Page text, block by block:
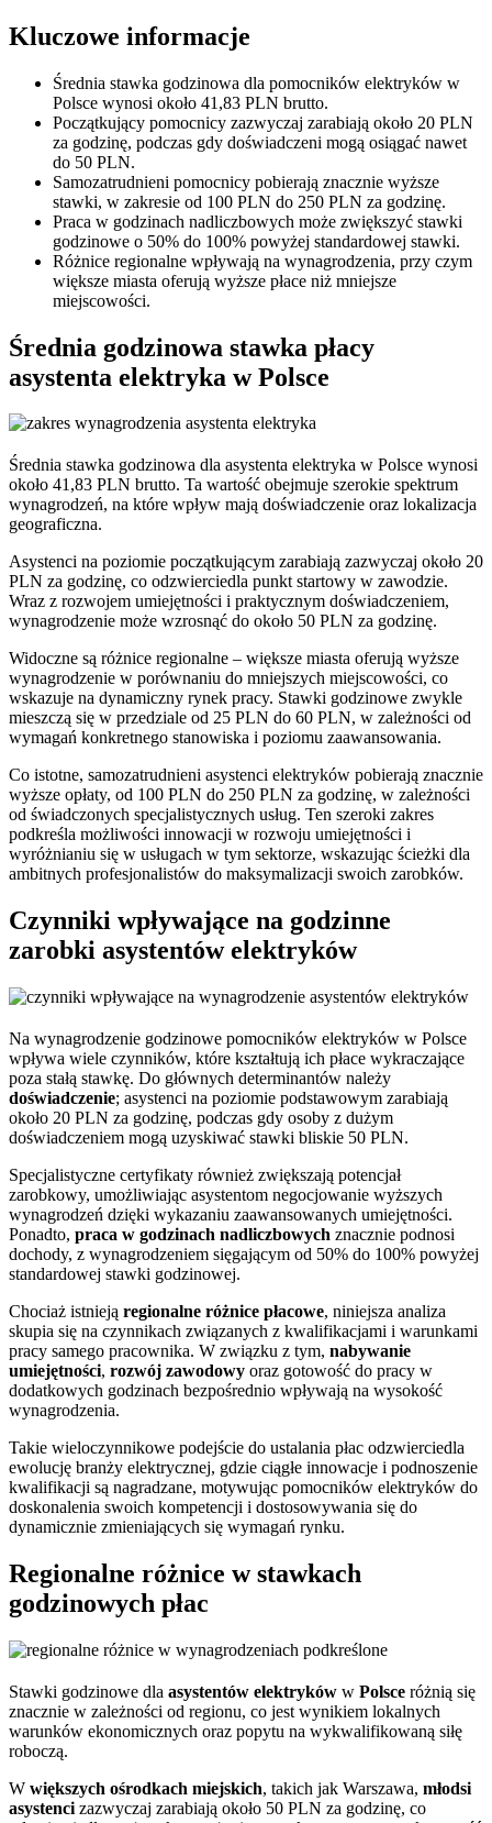
Kluczowe informacje
Średnia stawka godzinowa dla pomocników elektryków w
Polsce wynosi około 41,83 PLN brutto.
Początkujący pomocnicy zazwyczaj zarabiają około 20 PLN
za godzinę, podczas gdy doświadczeni mogą osiągać nawet
do 50 PLN.
Samozatrudnieni pomocnicy pobierają znacznie wyższe
stawki, w zakresie od 100 PLN do 250 PLN za godzinę.
Praca w godzinach nadliczbowych może zwiększyć stawki
godzinowe o 50% do 100% powyżej standardowej stawki.
Różnice regionalne wpływają na wynagrodzenia, przy czym
większe miasta oferują wyższe płace niż mniejsze
miejscowości.
Średnia godzinowa stawka płacy
asystenta elektryka w Polsce
Średnia stawka godzinowa dla asystenta elektryka w Polsce wynosi
około 41,83 PLN brutto. Ta wartość obejmuje szerokie spektrum
wynagrodzeń, na które wpływ mają doświadczenie oraz lokalizacja
geograficzna.
Asystenci na poziomie początkującym zarabiają zazwyczaj około 20
PLN za godzinę, co odzwierciedla punkt startowy w zawodzie.
Wraz z rozwojem umiejętności i praktycznym doświadczeniem,
wynagrodzenie może wzrosnąć do około 50 PLN za godzinę.
Widoczne są różnice regionalne – większe miasta oferują wyższe
wynagrodzenie w porównaniu do mniejszych miejscowości, co
wskazuje na dynamiczny rynek pracy. Stawki godzinowe zwykle
mieszczą się w przedziale od 25 PLN do 60 PLN, w zależności od
wymagań konkretnego stanowiska i poziomu zaawansowania.
Co istotne, samozatrudnieni asystenci elektryków pobierają znacznie
wyższe opłaty, od 100 PLN do 250 PLN za godzinę, w zależności
od świadczonych specjalistycznych usług. Ten szeroki zakres
podkreśla możliwości innowacji w rozwoju umiejętności i
wyróżnianiu się w usługach w tym sektorze, wskazując ścieżki dla
ambitnych profesjonalistów do maksymalizacji swoich zarobków.
Czynniki wpływające na godzinne
zarobki asystentów elektryków
Na wynagrodzenie godzinowe pomocników elektryków w Polsce
wpływa wiele czynników, które kształtują ich płace wykraczające
poza stałą stawkę. Do głównych determinantów należy
doświadczenie; asystenci na poziomie podstawowym zarabiają
około 20 PLN za godzinę, podczas gdy osoby z dużym
doświadczeniem mogą uzyskiwać stawki bliskie 50 PLN.
Specjalistyczne certyfikaty również zwiększają potencjał
zarobkowy, umożliwiając asystentom negocjowanie wyższych
wynagrodzeń dzięki wykazaniu zaawansowanych umiejętności.
Ponadto, praca w godzinach nadliczbowych znacznie podnosi
dochody, z wynagrodzeniem sięgającym od 50% do 100% powyżej
standardowej stawki godzinowej.
Chociaż istnieją regionalne różnice płacowe, niniejsza analiza
skupia się na czynnikach związanych z kwalifikacjami i warunkami
pracy samego pracownika. W związku z tym, nabywanie
umiejętności, rozwój zawodowy oraz gotowość do pracy w
dodatkowych godzinach bezpośrednio wpływają na wysokość
wynagrodzenia.
Takie wieloczynnikowe podejście do ustalania płac odzwierciedla
ewolucję branży elektrycznej, gdzie ciągłe innowacje i podnoszenie
kwalifikacji są nagradzane, motywując pomocników elektryków do
doskonalenia swoich kompetencji i dostosowywania się do
dynamicznie zmieniających się wymagań rynku.
Regionalne różnice w stawkach
godzinowych płac
Stawki godzinowe dla asystentów elektryków w Polsce różnią się
znacznie w zależności od regionu, co jest wynikiem lokalnych
warunków ekonomicznych oraz popytu na wykwalifikowaną siłę
roboczą.
W większych ośrodkach miejskich, takich jak Warszawa, młodsi
asystenci zazwyczaj zarabiają około 50 PLN za godzinę, co